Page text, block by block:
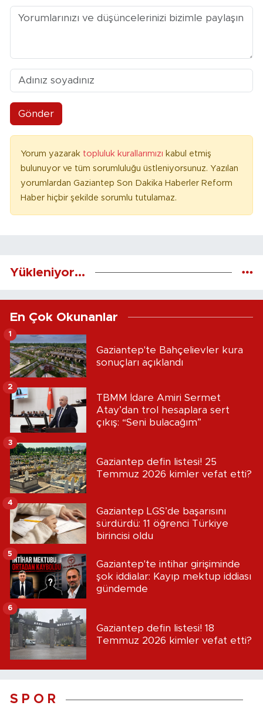
Gönder
Yorum yazarak topluluk kurallarımızı kabul etmiş
bulunuyor ve tüm sorumluluğu üstleniyorsunuz. Yazılan
yorumlardan Gaziantep Son Dakika Haberler Reform
Haber hiçbir şekilde sorumlu tutulamaz.
Yükleniyor...
En Çok Okunanlar
Gaziantep'te Bahçelievler kura
sonuçları açıklandı
1
TBMM İdare Amiri Sermet
Atay’dan trol hesaplara sert
çıkış: “Seni bulacağım”
2
Gaziantep defin listesi! 25
Temmuz 2026 kimler vefat etti?
3
Gaziantep LGS’de başarısını
sürdürdü: 11 öğrenci Türkiye
birincisi oldu
4
Gaziantep'te intihar girişiminde
şok iddialar: Kayıp mektup iddiası
gündemde
5
Gaziantep defin listesi! 18
Temmuz 2026 kimler vefat etti?
6
S P O R